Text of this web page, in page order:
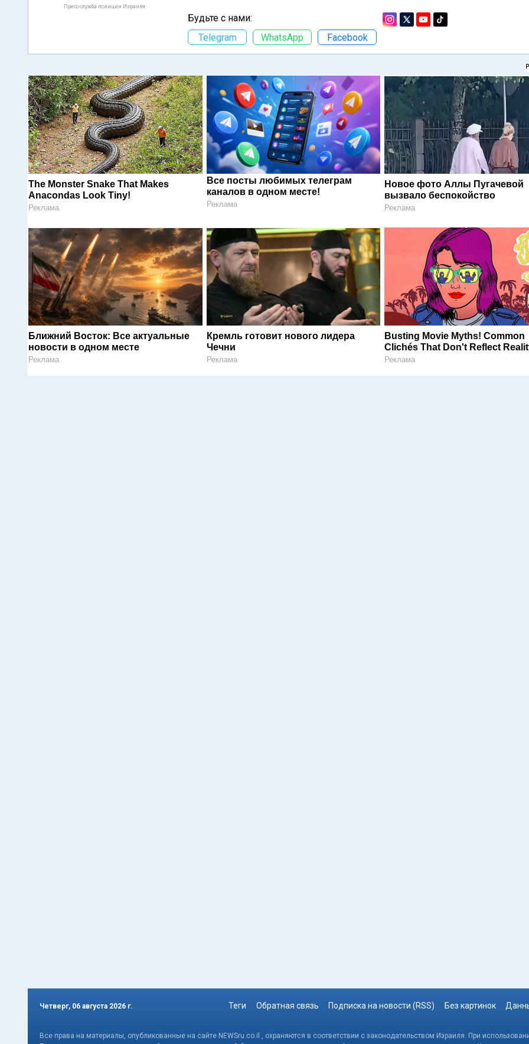
Пресс-служба полиции Израиля
Будьте с нами:
Telegram
WhatsApp Facebook
The Monster Snake That Makes
Anacondas Look Tiny!
Реклама
Все посты любимых телеграм
каналов в одном месте!
Реклама
Новое фото Аллы Пугачевой
вызвало беспокойство
Реклама
Ближний Восток: Все актуальные
новости в одном месте
Реклама
Кремль готовит нового лидера
Чечни
Реклама
Busting Movie Myths! Common
Clichés That Don't Reflect
Реклама
Четверг, 06 августа 2026 г. Теги Обратная связь Подписка на новости (RSS) Без картинок
Все права на материалы, опубликованные на сайте NEWSru.co.il , охраняются в соответствии с законодательством Израиля. При